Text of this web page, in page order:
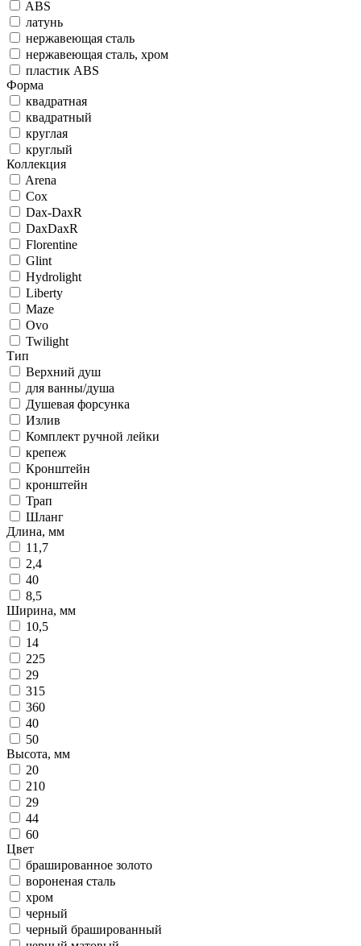
ABS
латунь
нержавеющая сталь
нержавеющая сталь, хром
пластик ABS
Форма
квадратная
квадратный
круглая
круглый
Коллекция
Arena
Cox
Dax-DaxR
DaxDaxR
Florentine
Glint
Hydrolight
Liberty
Maze
Ovo
Twilight
Тип
Верхний душ
для ванны/душа
Душевая форсунка
Излив
Комплект ручной лейки
крепеж
Кронштейн
кронштейн
Трап
Шланг
Длина, мм
11,7
2,4
40
8,5
Ширина, мм
10,5
14
225
29
315
360
40
50
Высота, мм
20
210
29
44
60
Цвет
брашированное золото
вороненая сталь
хром
черный
черный брашированный